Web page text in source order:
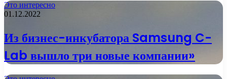
Это интересно
01.12.2022
Из бизнес-инкубатора Samsung C-
Lab вышло три новые компании»